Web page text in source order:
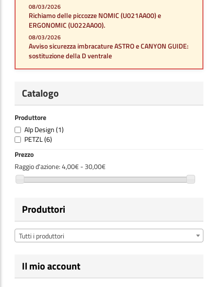
08/03/2026
Richiamo delle piccozze NOMIC (U021AA00) e
ERGONOMIC (U022AA00).
08/03/2026
Avviso sicurezza imbracature ASTRO e CANYON GUIDE:
sostituzione della D ventrale
Catalogo
Produttore
Alp Design(1)
PETZL(6)
Prezzo
Raggio d'azione:4,00€ - 30,00€
Produttori
Tutti i produttori
Il mio account